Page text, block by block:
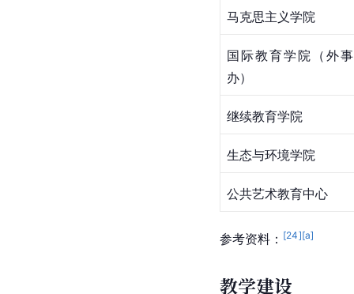
马克思主义学院
国际教育学院（外事
办）
继续教育学院
生态与环境学院
公共艺术教育中心
参考资料： [24][a]
教学建设